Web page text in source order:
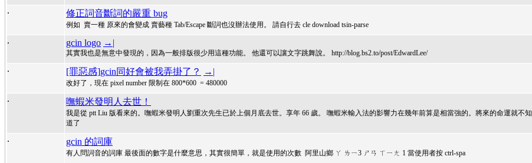
. 修正詞音斷詞的嚴重 bug
例如 賣一種 原來的會變成 賣藝種 Tab/Escape 斷詞也沒辦法使用。 請自行去 cle download tsin-parse
. gcin logo →|
其實我也是無意中發現的，因為一般排版很少用這種功能。 他還可以讓文字跳舞說。 http://blog.bs2.to/post/EdwardLee/
. [罪惡感]gcin同好會被我弄掛了？ →|
改好了，現在 pixel number 限制在 800*600 = 480000
. 嘸蝦米發明人去世！
我是從 ptt Liu 版看來的。嘸蝦米發明人劉重次先生已於上個月底去世。享年 66 歲。 嘸蝦米輸入法的影響力在幾年前算是相當強的。將來的命運就不知
道了
. gcin 的詞庫
有人問詞音的詞庫 最後面的數字是什麼意思，其實很簡單，就是使用的次數 阿里山鄉 ㄚ ㄌㄧ3 ㄕㄢ ㄒㄧㄤ 1 當使用者按 ctrl-spa